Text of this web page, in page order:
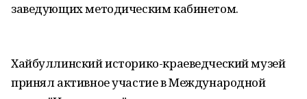
заведующих методическим кабинетом.
Хайбуллинский историко-краеведческий музей
принял активное участие в Международной